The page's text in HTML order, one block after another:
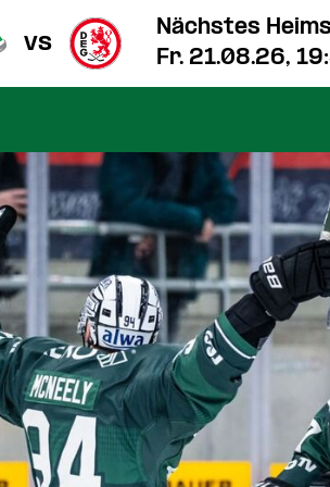
vs
Nächstes
Fr. 21.08.26,